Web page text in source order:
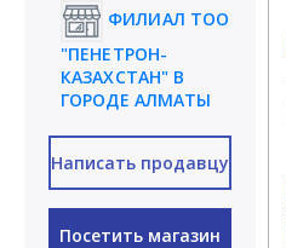
ФИЛИАЛ ТОО
"ПЕНЕТРОН-
КАЗАХСТАН" В
ГОРОДЕ АЛМАТЫ
Написать продавцу
Посетить магазин